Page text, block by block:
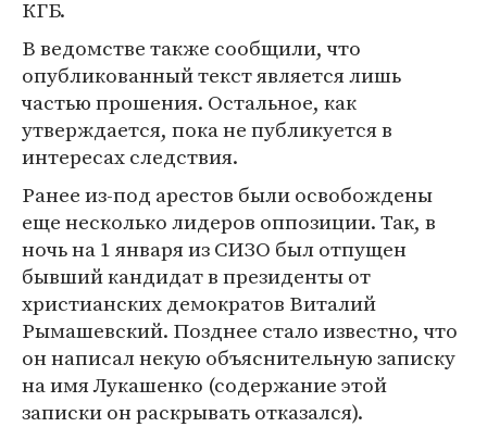
КГБ.
В ведомстве также сообщили, что
опубликованный текст является лишь
частью прошения. Остальное, как
утверждается, пока не публикуется в
интересах следствия.
Ранее из-под арестов были освобождены
еще несколько лидеров оппозиции. Так, в
ночь на 1 января из СИЗО был отпущен
бывший кандидат в президенты от
христианских демократов Виталий
Рымашевский. Позднее стало известно, что
он написал некую объяснительную записку
на имя Лукашенко (содержание этой
записки он раскрывать отказался).